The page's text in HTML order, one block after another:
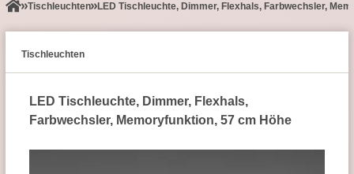
Tisch­leuchten LED Tischleuchte, Dimmer, Flexhals, Farbwechsler,
Tisch­leuchten
LED Tischleuchte, Dimmer, Flexhals,
Farbwechsler, Memoryfunktion, 57 cm Höhe